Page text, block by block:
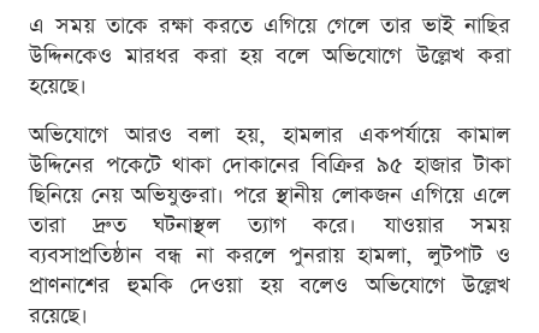
এ সময় তাকে রক্ষা করতে এগিয়ে গেলে তার ভাই নাছির
উদ্দিনকেও মারধর করা হয় বলে অভিযোগে উল্লেখ করা
হয়েছে।
অভিযোগে আরও বলা হয়, হামলার একপর্যায়ে কামাল
উদ্দিনের পকেটে থাকা দোকানের বিক্রির ৯৫ হাজার টাকা
ছিনিয়ে নেয় অভিযুক্তরা। পরে স্থানীয় লোকজন এগিয়ে এলে
তারা দ্রুত ঘটনাস্থল ত্যাগ করে। যাওয়ার সময়
ব্যবসাপ্রতিষ্ঠান বন্ধ না করলে পুনরায় হামলা, লুটপাট ও
প্রাণনাশের হুমকি দেওয়া হয় বলেও অভিযোগে উল্লেখ
রয়েছে।